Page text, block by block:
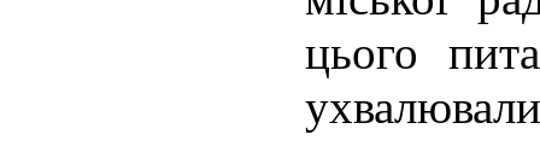
цього